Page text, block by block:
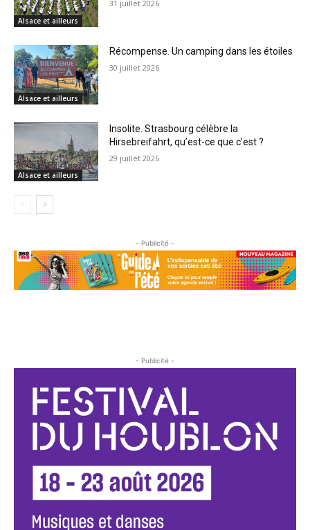
Alsace et ailleurs
31 juillet 2026
Alsace et ailleurs
Récompense. Un camping dans les étoiles
30 juillet 2026
Alsace et ailleurs
Insolite. Strasbourg célèbre la
Hirsebreifahrt, qu’est-ce que c’est ?
29 juillet 2026
- Publicité -
- Publicité -